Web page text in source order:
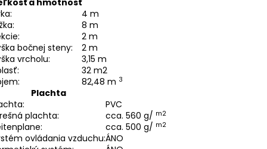
4 m
8 m
2 m
bočnej steny:
2 m
vrcholu:
3,15 m
32 m2
82,48 m 3
Plachta
PVC
plachta:
cca. 560 g/ m2
cca. 500 g/ m2
ovládania vzduchu:ÁNO